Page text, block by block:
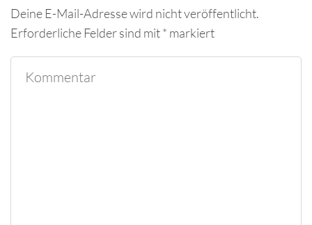
Deine E-Mail-Adresse wird nicht veröffentlicht.
Erforderliche Felder sind mit* markiert